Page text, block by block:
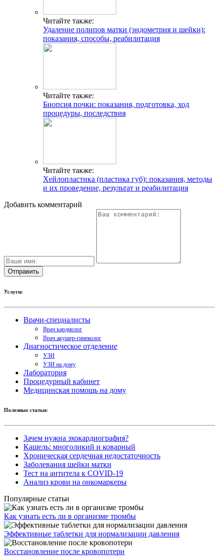
Читайте также:
Удаление полипов матки (эндометрия и шейки):
показания, способы, реабилитация
Читайте также:
Биопсия почки: показания, подготовка, ход
процедуры, последствия
Читайте также:
Хейлопластика (пластика губ): показания, методы
и их проведение, результат и реабилитация
Добавить комментарий
Услуги:
Врачи-специалисты
Врач кардиолог
Врач акушер-гинеколог
Диагностическое отделение
УЗИ
УЗИ на дому
Лаборатория
Процедурный кабинет
Медицинская помощь на дому
Полезные статьи:
Зачем нужна эхокардиография?
Кашель: многоликий и коварный
Хроническая сердечная недостаточность
Заболевания шейки матки
Тест на антитела к COVID-19
Анализ крови на онкомаркеры
Популярные статьи
Как узнать есть ли в организме тромбы
Эффективные таблетки для нормализации давления
Восстановление после кровопотери